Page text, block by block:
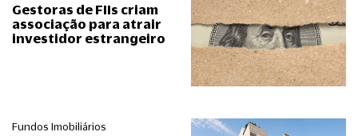
Gestoras de FIIs criam
associação para atrair
investidor estrangeiro
Fundos Imobiliários